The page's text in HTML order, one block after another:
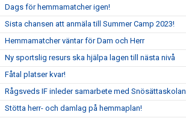
Dags för hemmamatcher igen!
Sista chansen att anmäla till Summer Camp 2023!
Hemmamatcher väntar för Dam och Herr
Ny sportslig resurs ska hjälpa lagen till nästa nivå
Fåtal platser kvar!
Rågsveds IF inleder samarbete med Snösättaskolan
Stötta herr- och damlag på hemmaplan!